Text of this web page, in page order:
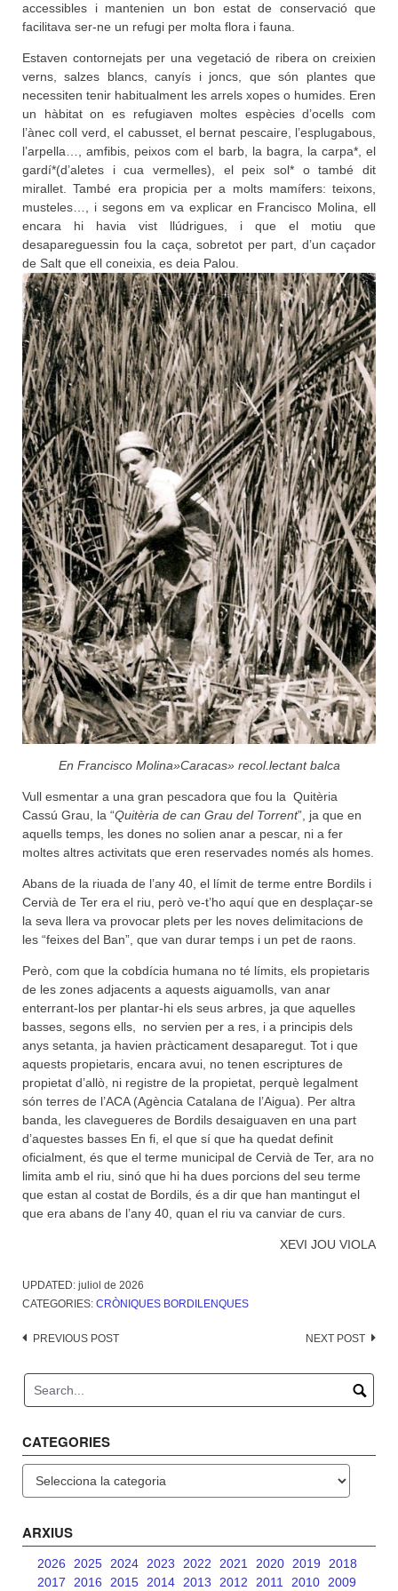
accessibles i mantenien un bon estat de conservació que
facilitava ser-ne un refugi per molta flora i fauna.
Estaven contornejats per una vegetació de ribera on creixien
verns, salzes blancs, canyís i joncs, que són plantes que
necessiten tenir habitualment les arrels xopes o humides. Eren
un hàbitat on es refugiaven moltes espècies d’ocells com
l’ànec coll verd, el cabusset, el bernat pescaire, l’esplugabous,
l’arpella…, amfibis, peixos com el barb, la bagra, la carpa*, el
gardí*(d’aletes i cua vermelles), el peix sol* o també dit
mirallet. També era propicia per a molts mamífers: teixons,
musteles…, i segons em va explicar en Francisco Molina, ell
encara hi havia vist llúdrigues, i que el motiu que
desapareguessin fou la caça, sobretot per part, d’un caçador
de Salt que ell coneixia, es deia Palou.
En Francisco Molina»Caracas» recol.lectant balca
Vull esmentar a una gran pescadora que fou la Quitèria
Cassú Grau, la “Quitèria de can Grau del Torrent”, ja que en
aquells temps, les dones no solien anar a pescar, ni a fer
moltes altres activitats que eren reservades només als homes.
Abans de la riuada de l’any 40, el límit de terme entre Bordils i
Cervià de Ter era el riu, però ve-t’ho aquí que en desplaçar-se
la seva llera va provocar plets per les noves delimitacions de
les “feixes del Ban”, que van durar temps i un pet de raons.
Però, com que la cobdícia humana no té límits, els propietaris
de les zones adjacents a aquests aiguamolls, van anar
enterrant-los per plantar-hi els seus arbres, ja que aquelles
basses, segons ells, no servien per a res, i a principis dels
anys setanta, ja havien pràcticament desaparegut. Tot i que
aquests propietaris, encara avui, no tenen escriptures de
propietat d’allò, ni registre de la propietat, perquè legalment
són terres de l’ACA (Agència Catalana de l’Aigua). Per altra
banda, les clavegueres de Bordils desaiguaven en una part
d’aquestes basses En fi, el que sí que ha quedat definit
oficialment, és que el terme municipal de Cervià de Ter, ara no
limita amb el riu, sinó que hi ha dues porcions del seu terme
que estan al costat de Bordils, és a dir que han mantingut el
que era abans de l’any 40, quan el riu va canviar de curs.
XEVI JOU VIOLA
UPDATED: juliol de 2026
CATEGORIES: CRÒNIQUES BORDILENQUES
Post
PREVIOUS POST NEXT POST
CATEGORIES
ARXIUS
2026 2025 2024 2023 2022 2021 2020 2019
2018
2017
2016 2015 2014 2013 2012 2011 2010
2009